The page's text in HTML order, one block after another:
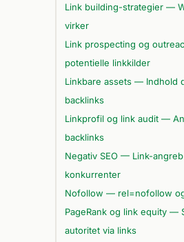
Link building-strategier —
virker
Link prospecting og
potentielle linkkilder
Linkbare assets — Indhold
backlinks
Linkprofil og link audit —
backlinks
Negativ SEO — Link-
konkurrenter
Nofollow — rel=nofollow
PageRank og link equity —
autoritet via links